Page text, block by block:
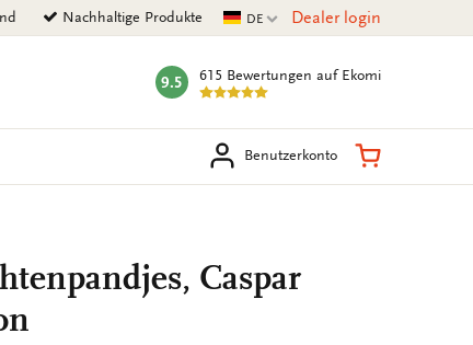
Nachhaltige Produkte Aktuelle Sprache
DE Dealer login
mark:
9.5 615 Bewertungen auf Ekomi
Benutzerkonto Warenkorb
Caspar